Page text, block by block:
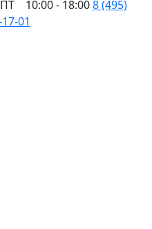
10:00 - 18:008 (495)
01